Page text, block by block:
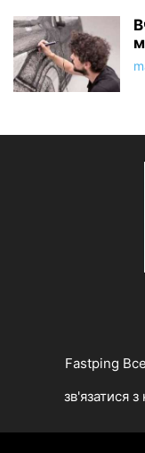
Fastping
зв'язатися